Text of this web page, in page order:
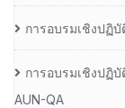
การอบรมเชิงปฏิบั
การอบรมเชิงปฏิ
AUN-QA